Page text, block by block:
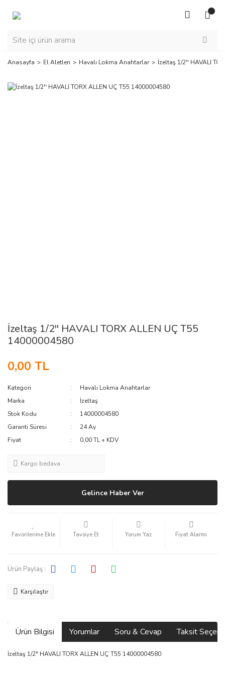
Anasayfa El Aletleri Havalı Lokma Anahtarlar İzeltaş 1/2'' HAVALI
İzeltaş 1/2'' HAVALI TORX ALLEN UÇ T55
14000004580
0,00 TL
Kategori
Havalı Lokma Anahtarlar
Marka
İzeltaş
Stok Kodu
14000004580
Garanti Süresi
24 Ay
Fiyat
0,00 TL + KDV
Kargo bedava
Gelince Haber Ver
Tavsiye Et Yorum Yaz Fiyat Alarmı
Ürün Paylaş :
Karşılaştır
Ürün Bilgisi Yorumlar Soru & Cevap Taksit
İzeltaş 1/2" HAVALI TORX ALLEN UÇ T55 14000004580